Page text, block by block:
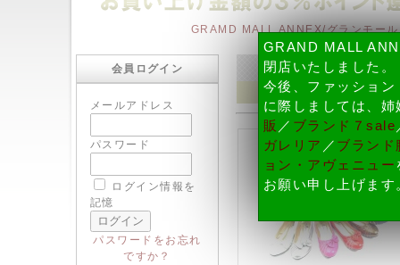
GRAMD MALL ANNEX/グランモー
会員ログイン
メールアドレス
パスワード
ログイン情報を
記憶
パスワードをお忘れ
ですか？
GRAND MALL
閉店いたしました。
今後、ファッショ
に際しましては、
販 ／ ブランド７sale
ガレリア ／ ブランド
ョン・アヴェニュー
お願い申し上げます